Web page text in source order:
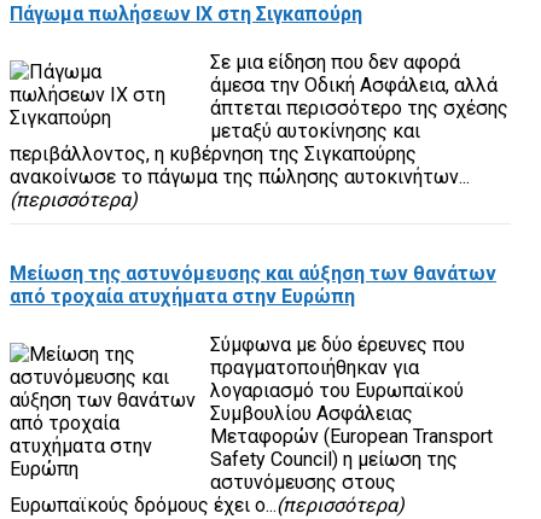
Πάγωμα πωλήσεων ΙΧ στη Σιγκαπούρη
Σε μια είδηση που δεν αφορά
άμεσα την Οδική Ασφάλεια, αλλά
άπτεται περισσότερο της σχέσης
μεταξύ αυτοκίνησης και
περιβάλλοντος, η κυβέρνηση της Σιγκαπούρης
ανακοίνωσε το πάγωμα της πώλησης αυτοκινήτων...
(περισσότερα)
Μείωση της αστυνόμευσης και αύξηση των θανάτων
από τροχαία ατυχήματα στην Ευρώπη
Σύμφωνα με δύο έρευνες που
πραγματοποιήθηκαν για
λογαριασμό του Ευρωπαϊκού
Συμβουλίου Ασφάλειας
Μεταφορών (European Transport
Safety Council) η μείωση της
αστυνόμευσης στους
Ευρωπαϊκούς δρόμους έχει ο...(περισσότερα)